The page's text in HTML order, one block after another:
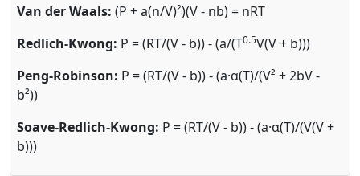
Van der Waals: (P + a(n/V)²)(V - nb) = nRT
Redlich-Kwong: P = (RT/(V - b)) - (a/(T0.5V(V + b)))
Peng-Robinson: P = (RT/(V - b)) - (a·α(T)/(V² + 2bV -
b²))
Soave-Redlich-Kwong: P = (RT/(V - b)) - (a·α(T)/(V(V +
b)))